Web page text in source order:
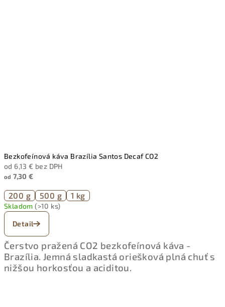
Bezkofeínová káva Brazília Santos Decaf CO2
od 6,13 € bez DPH
od 7,30 €
200 g 500 g 1 kg
Skladom(>10 ks)
Detail
Čerstvo pražená CO2 bezkofeínová káva -
Brazília. Jemná sladkastá oriešková plná chuť s
nižšou horkosťou a aciditou.